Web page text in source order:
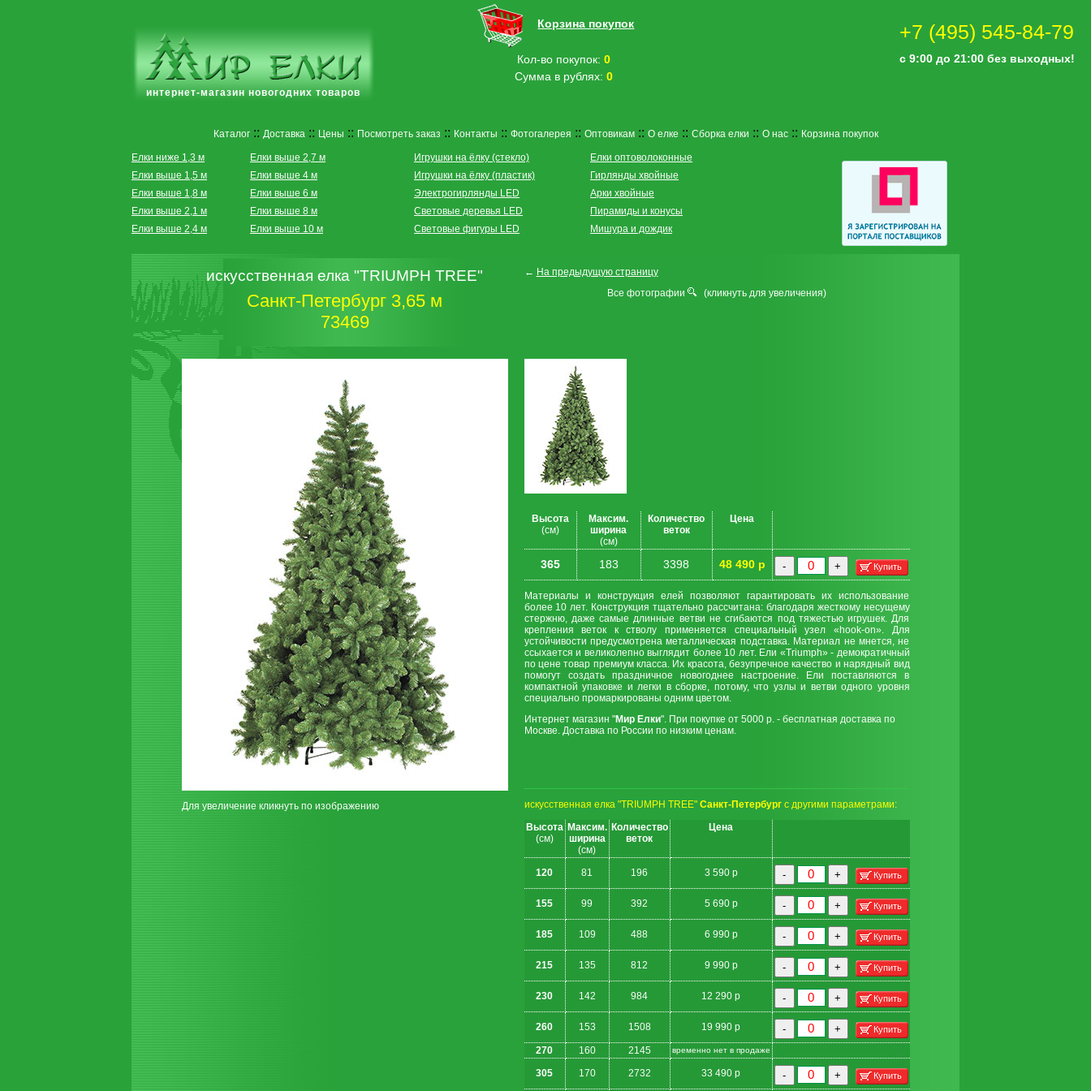
интернет-магазин новогодних товаров
Корзина покупок
Кол-во покупок: 0
Сумма в рублях: 0
+7 (495) 545-84-79
с 9:00 до 21:00 без выходных!
Каталог:: Доставка :: Цены :: Посмотреть заказ :: Контакты :: Фотогалерея :: Оптовикам:: О елке :: Сборка елки :: О нас:: Корзина покупок
Елки ниже 1,3 м
Елки выше 1,5 м
Елки выше 1,8 м
Елки выше 2,1 м
Елки выше 2,4 м
Елки выше 2,7 м
Елки выше 4 м
Елки выше 6 м
Елки выше 8 м
Елки выше 10 м
Игрушки на ёлку (стекло)
Игрушки на ёлку (пластик)
Электрогирлянды LED
Световые деревья LED
Световые фигуры LED
Елки оптоволоконные
Гирлянды хвойные
Арки хвойные
Пирамиды и конусы
Мишура и дождик
искусственная елка "TRIUMPH TREE"
Санкт-Петербург 3,65 м
73469
← На предыдущую страницу
Все фотографии
(кликнуть для увеличения)
Для увеличение кликнуть по изображению
Высота
(см)
Максим.
ширина
(см)
Количество
веток
Цена
365 183 3398 48 490 р - + Купить
Материалы и конструкция елей позволяют гарантировать их использование
более 10 лет. Конструкция тщательно рассчитана: благодаря жесткому несущему
стержню, даже самые длинные ветви не сгибаются под тяжестью игрушек. Для
крепления веток к стволу применяется специальный узел «hook-on». Для
устойчивости предусмотрена металлическая подставка. Материал не мнется, не
ссыхается и великолепно выглядит более 10 лет. Ели «Triumph» - демократичный
по цене товар премиум класса. Их красота, безупречное качество и нарядный вид
помогут создать праздничное новогоднее настроение. Ели поставляются в
компактной упаковке и легки в сборке, потому, что узлы и ветви одного уровня
специально промаркированы одним цветом.
Интернет магазин "Мир Елки". При покупке от 5000 р. - бесплатная доставка по
Москве. Доставка по России по низким ценам.
искусственная елка "TRIUMPH TREE" Санкт-Петербургс другими параметрами:
Высота
(см)
Максим.
ширина
(см)
Количество
веток
Цена
120 81 196 3 590 р - + Купить
155 99 392 5 690 р - + Купить
185 109 488 6 990 р - + Купить
215 135 812 9 990 р - + Купить
230 142 984 12 290 р - + Купить
260 153 1508 19 990 р - + Купить
270 160 2145 временно нет в продаже
305 170 2732 33 490 р - + Купить